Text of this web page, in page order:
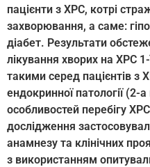
пацієнти з ХРС, котрі
захворювання, а саме:
діабет. Результати
лікування хворих на ХРС
такими серед пацієнтів з
ендокринної патології
особливостей перебігу
дослідження
анамнезу та клінічних
з використанням